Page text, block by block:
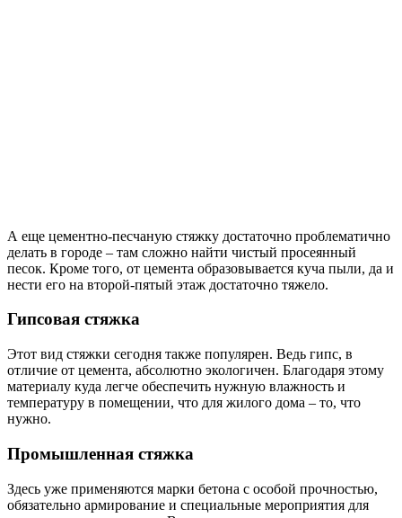
А еще цементно-песчаную стяжку достаточно проблематично
делать в городе – там сложно найти чистый просеянный
песок. Кроме того, от цемента образовывается куча пыли, да и
нести его на второй-пятый этаж достаточно тяжело.
Гипсовая стяжка
Этот вид стяжки сегодня также популярен. Ведь гипс, в
отличие от цемента, абсолютно экологичен. Благодаря этому
материалу куда легче обеспечить нужную влажность и
температуру в помещении, что для жилого дома – то, что
нужно.
Промышленная стяжка
Здесь уже применяются марки бетона с особой прочностью,
обязательно армирование и специальные мероприятия для